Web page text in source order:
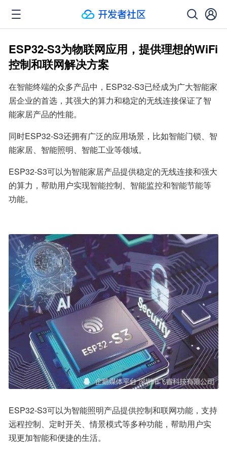
ESP32-S3为物联网应用，提供理想的WiFi
控制和联网解决方案
在智能终端的众多产品中，ESP32-S3已经成为广大智能家
居企业的首选，其强大的算力和稳定的无线连接保证了智
能家居产品的性能。
同时ESP32-S3还拥有广泛的应用场景，比如智能门锁、智
能家居、智能照明、智能工业等领域。
ESP32-S3可以为智能家居产品提供稳定的无线连接和强大
的算力，帮助用户实现智能控制、智能监控和智能节能等
功能。
ESP32-S3可以为智能照明产品提供控制和联网功能，支持
远程控制、定时开关、情景模式等多种功能，帮助用户实
现更加智能和便捷的生活。